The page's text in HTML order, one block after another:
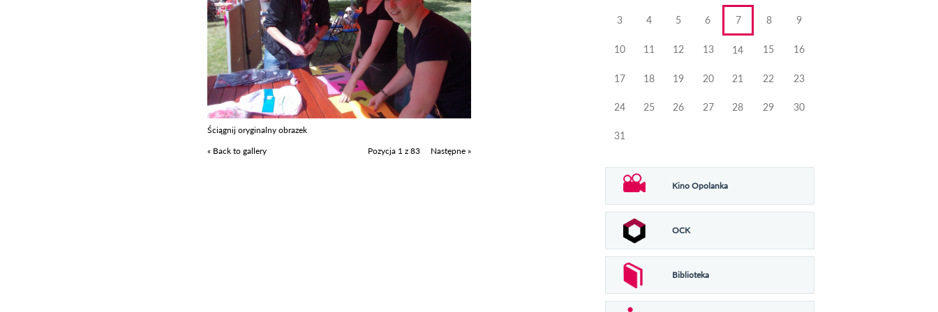
Ściągnij oryginalny obrazek
« Back to gallery
Pozycja 1 z 83 Następne »
3 4 5 6 7 8 9
10 11 12 13 14 15 16
17 18 19 20 21 22 23
24 25 26 27 28 29 30
31
Kino Opolanka
OCK
Biblioteka